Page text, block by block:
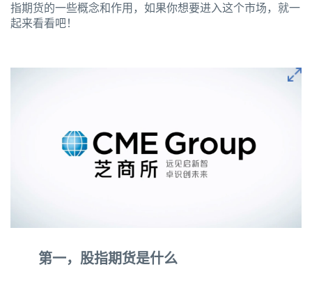
指期货的一些概念和作用，如果你想要进入这个市场，就一
起来看看吧！
第一，股指期货是什么